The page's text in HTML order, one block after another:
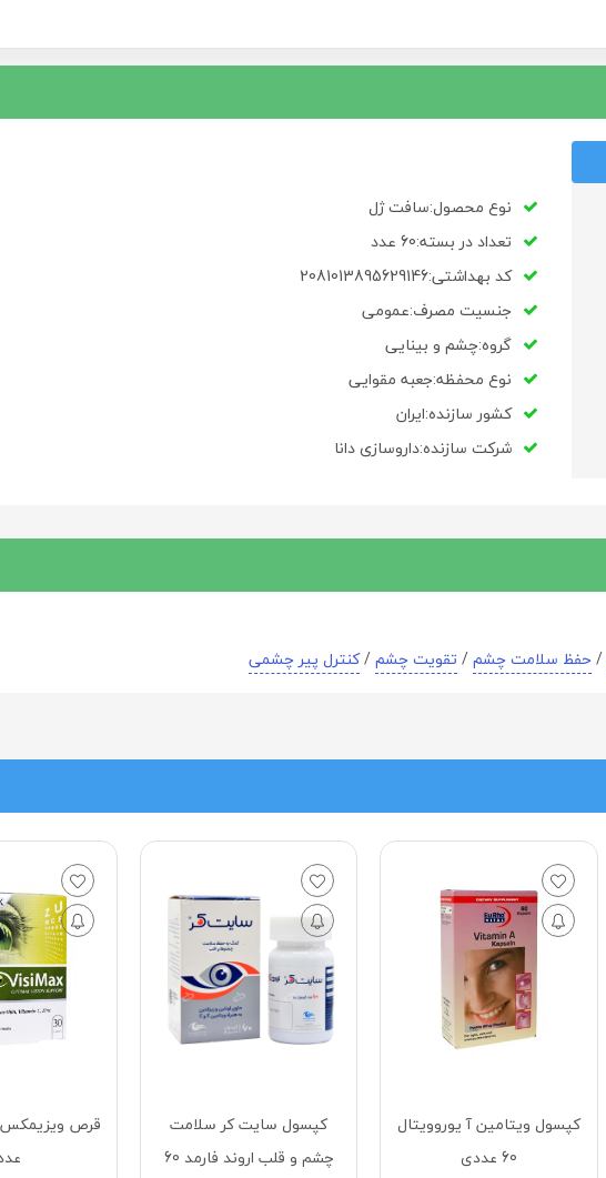
نوع محصول:سافت ژل
تعداد در بسته:60 عدد
کد بهداشتی:2081013895629146
جنسیت مصرف:عمومی
گروه:چشم و بینایی
نوع محفظه:جعبه مقوایی
کشور سازنده:ایران
شرکت سازنده:داروسازی دانا
/ حفظ سلامت چشم/ تقویت چشم/کنترل پیر چشمی
کپسول ویتامین آ یوروویتال
60 عددی
کپسول سایت کر سلامت
چشم و قلب اروند فارمد 60